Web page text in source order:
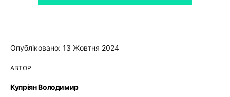
Опубліковано: 13 Жовтня 2024
АВТОР
Купріян Володимир